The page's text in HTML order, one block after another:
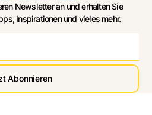
Newsletter an und erhalten Sie
Inspirationen und vieles mehr.
Abonnieren